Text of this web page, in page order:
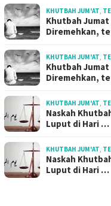
KHUTBAH JUM'AT,
Khutbah Jumat
Diremehkan,
KHUTBAH JUM'AT,
Khutbah Jumat
Diremehkan,
KHUTBAH JUM'AT,
Naskah
Luput di Hari …
KHUTBAH JUM'AT,
Naskah
Luput di Hari …